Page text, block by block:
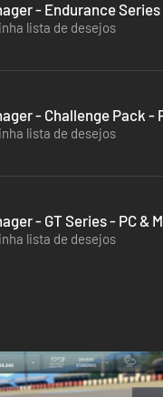
- Endurance Series
lista de desejos
- Challenge Pack -
lista de desejos
- GT Series - PC &
lista de desejos